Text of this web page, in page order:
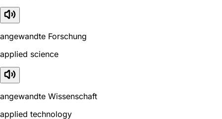
angewandte Forschung
applied science
angewandte Wissenschaft
applied technology